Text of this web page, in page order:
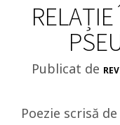
Publicat de
Poezie scrisă